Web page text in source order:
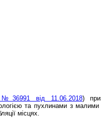
№36991 від 11.06.2018)
та пухлинами з
місцях.